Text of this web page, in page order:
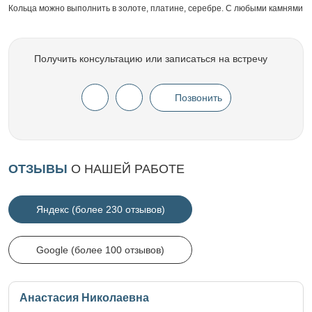
Кольца можно выполнить в золоте, платине, серебре. С любыми камнями
Получить консультацию или записаться на встречу
Позвонить
ОТЗЫВЫ О НАШЕЙ РАБОТЕ
Яндекс (более 230 отзывов)
Google (более 100 отзывов)
Анастасия Николаевна